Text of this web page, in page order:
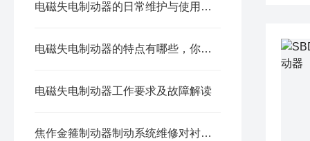
电磁失电制动器的日常维护与使用方法
电磁失电制动器的特点有哪些，你知道吗？
电磁失电制动器工作要求及故障解读
焦作金箍制动器制动系统维修对衬块的检查